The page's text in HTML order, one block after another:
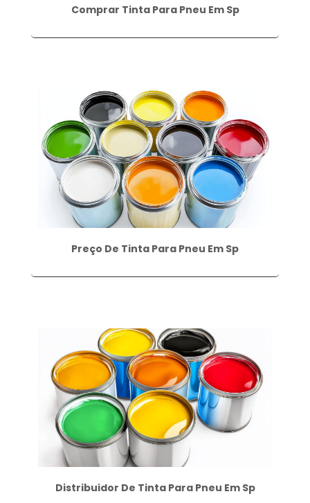
Comprar Tinta Para Pneu Em Sp
Preço De Tinta Para Pneu Em Sp
Distribuidor De Tinta Para Pneu Em Sp